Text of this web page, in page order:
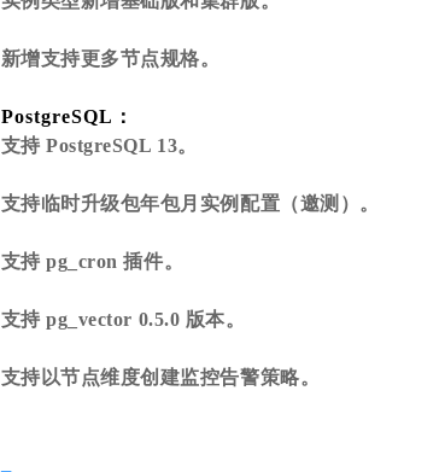
新增支持更多节点规格。
PostgreSQL：
支持 PostgreSQL 13。
支持临时升级包年包月实例配置（邀测）。
支持 pg_cron 插件。
支持 pg_vector 0.5.0 版本。
支持以节点维度创建监控告警策略。